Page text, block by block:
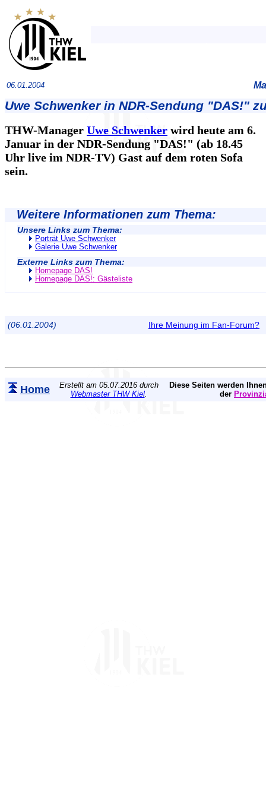
06.01.2004
Uwe Schwenker in NDR-Sendung "DAS!"
THW-Manager Uwe Schwenker wird heute am 6.
Januar in der NDR-Sendung "DAS!" (ab 18.45
Uhr live im NDR-TV) Gast auf dem roten Sofa
sein.
Weitere Informationen zum Thema:
Unsere Links zum Thema:
Porträt Uwe Schwenker
Galerie Uwe Schwenker
Externe Links zum Thema:
Homepage DAS!
Homepage DAS!: Gästeliste
(06.01.2004) Ihre Meinung im Fan-Forum?
Home
Erstellt am 05.07.2016 durch
Webmaster THW Kiel.
Diese Seiten werden
der